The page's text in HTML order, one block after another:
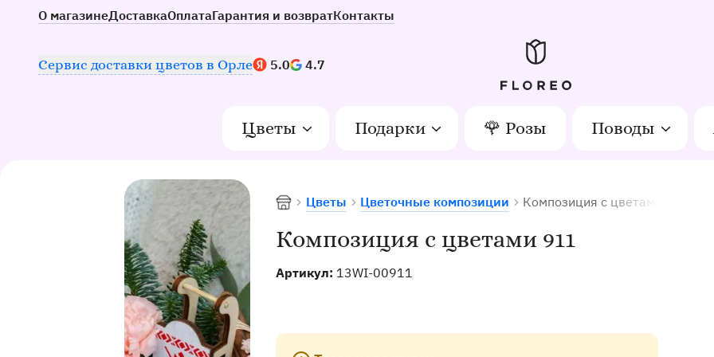
О магазинеДоставкаОплатаГарантия и возвратКонтакты
Сервис доставки цветов в ОрлеНаш рейтинг:
5.0 4.7
Цветы Подарки 🌹 Розы Поводы
Композиция с цветами 911
Артикул: 13WI-00911
Доставка цветов в Орле
Цветы Цветочные композиции Композиция с цветами 911